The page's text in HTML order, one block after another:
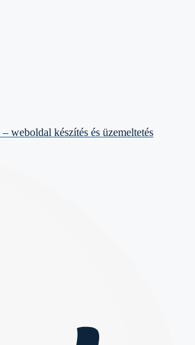
– weboldal készítés és üzemeltetés